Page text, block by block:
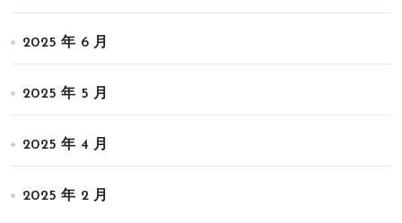
2025 年 6 月
2025 年 5 月
2025 年 4 月
2025 年 2 月